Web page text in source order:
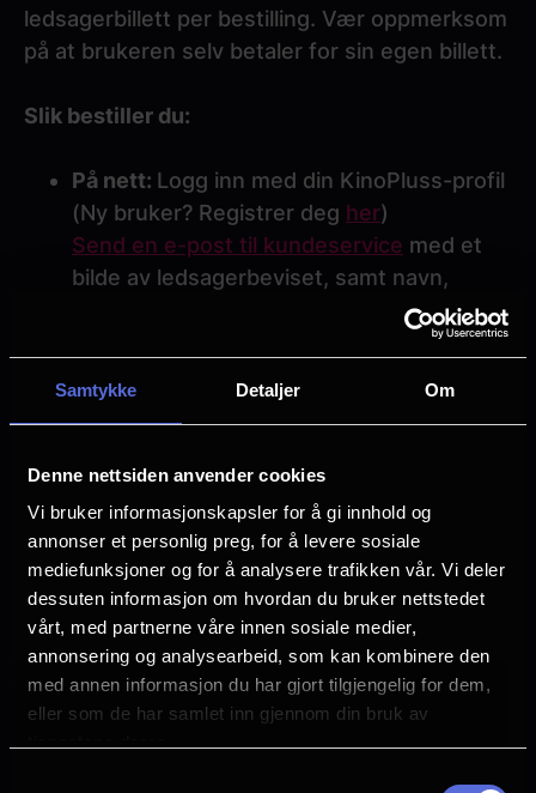
Samtykke Detaljer Om
Denne nettsiden anvender cookies
Vi bruker informasjonskapsler for å gi innhold og
annonser et personlig preg, for å levere sosiale
mediefunksjoner og for å analysere trafikken vår. Vi deler
dessuten informasjon om hvordan du bruker nettstedet
vårt, med partnerne våre innen sosiale medier,
annonsering og analysearbeid, som kan kombinere den
med annen informasjon du har gjort tilgjengelig for dem,
eller som de har samlet inn gjennom din bruk av
ledsagerbillett per bestilling. Vær oppmerksom
på at brukeren selv betaler for sin egen billett.
Slik bestiller du:
På nett: Logg inn med din KinoPluss-profil
(Ny bruker? Registrer deg her)
Send en e-post til kundeservice med et
bilde av ledsagerbeviset, samt navn,
mobilnummer og e-postadresse for
KinoPluss-profilen som ledsagertilgangen
varighet er synlig. Så fort du mottar en
det automatisk legges til én gratis
ledsagerbillett per bestilling via din
KinoPluss-profil.
Telefon: Foretrekker du å bestille over
telefon? Vårt vennlige kundeserviceteam
hjelper deg gjerne med en reservasjon! Se
våre åpningstiderher.
I kiosken: Foretrekker du å kjøpe billetter
direkte på kinoen? Det går fint! Du kan